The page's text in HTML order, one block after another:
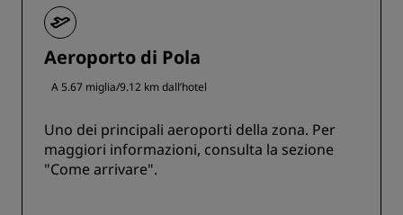
Aeroporto di Pola
A 5.67 miglia/9.12 km dall’hotel
Uno dei principali aeroporti della zona. Per
maggiori informazioni, consulta la sezione
"Come arrivare".